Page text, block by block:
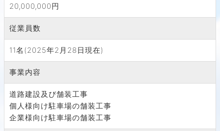
20,000,000円
従業員数
11名(2025年2月28日現在)
事業内容
道路建設及び舗装工事
個人様向け駐車場の舗装工事
企業様向け駐車場の舗装工事